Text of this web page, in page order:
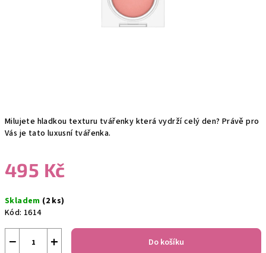
Milujete hladkou texturu tvářenky která vydrží celý den? Právě pro
Vás je tato luxusní tvářenka.
495 Kč
cena:
Skladem (2 ks)
Kód: 1614
+
− Do košíku